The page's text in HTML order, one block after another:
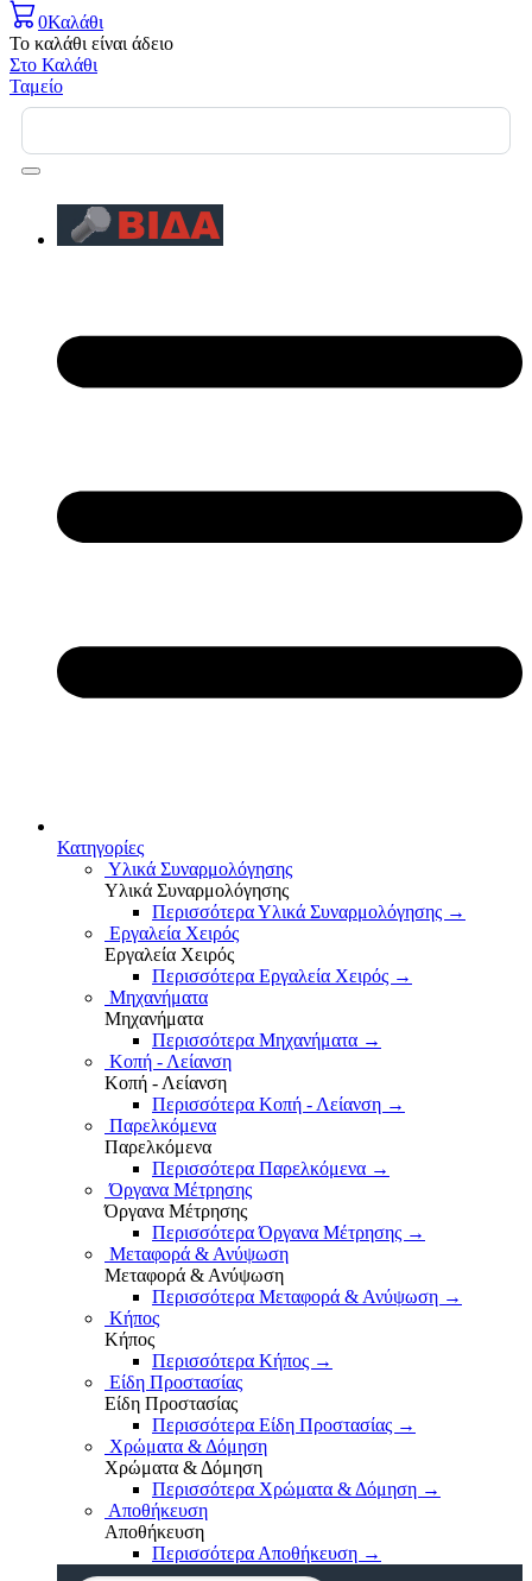
0Καλάθι
Το καλάθι είναι άδειο
Στο Καλάθι
Ταμείο
Κατηγορίες
Υλικά Συναρμολόγησης
Υλικά Συναρμολόγησης
Περισσότερα Υλικά Συναρμολόγησης →
Εργαλεία Χειρός
Εργαλεία Χειρός
Περισσότερα Εργαλεία Χειρός →
Μηχανήματα
Μηχανήματα
Περισσότερα Μηχανήματα →
Κοπή - Λείανση
Κοπή - Λείανση
Περισσότερα Κοπή - Λείανση →
Παρελκόμενα
Παρελκόμενα
Περισσότερα Παρελκόμενα →
Όργανα Μέτρησης
Όργανα Μέτρησης
Περισσότερα Όργανα Μέτρησης →
Μεταφορά & Ανύψωση
Μεταφορά & Ανύψωση
Περισσότερα Μεταφορά & Ανύψωση →
Κήπος
Κήπος
Περισσότερα Κήπος →
Είδη Προστασίας
Είδη Προστασίας
Περισσότερα Είδη Προστασίας →
Χρώματα & Δόμηση
Χρώματα & Δόμηση
Περισσότερα Χρώματα & Δόμηση →
Αποθήκευση
Αποθήκευση
Περισσότερα Αποθήκευση →